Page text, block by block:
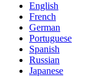
English
French
German
Portuguese
Spanish
Russian
Japanese